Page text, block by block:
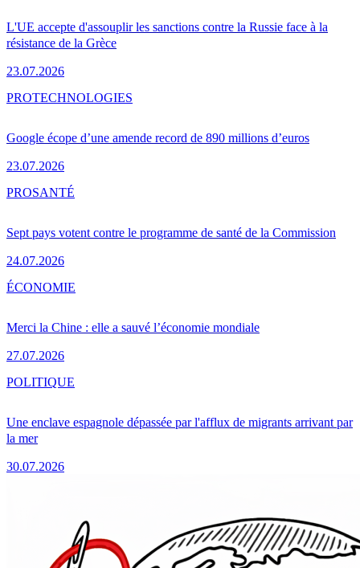
L'UE accepte d'assouplir les sanctions contre la Russie face à la
résistance de la Grèce
23.07.2026
Google écope d’une amende record de 890 millions d’euros
23.07.2026
PROTECHNOLOGIES
Sept pays votent contre le programme de santé de la Commission
24.07.2026
PROSANTÉ
Merci la Chine : elle a sauvé l’économie mondiale
27.07.2026
ÉCONOMIE
Une enclave espagnole dépassée par l'afflux de migrants arrivant par
la mer
30.07.2026
POLITIQUE